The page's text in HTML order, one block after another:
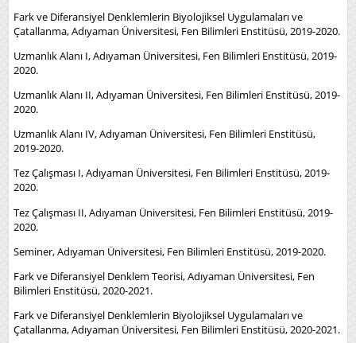
Fark ve Diferansiyel Denklemlerin Biyolojiksel Uygulamaları ve
Çatallanma, Adıyaman Üniversitesi, Fen Bilimleri Enstitüsü, 2019-2020.
Uzmanlık Alanı I, Adıyaman Üniversitesi, Fen Bilimleri Enstitüsü, 2019-
2020.
Uzmanlık Alanı II, Adıyaman Üniversitesi, Fen Bilimleri Enstitüsü, 2019-
2020.
Uzmanlık Alanı IV, Adıyaman Üniversitesi, Fen Bilimleri Enstitüsü,
2019-2020.
Tez Çalışması I, Adıyaman Üniversitesi, Fen Bilimleri Enstitüsü, 2019-
2020.
Tez Çalışması II, Adıyaman Üniversitesi, Fen Bilimleri Enstitüsü, 2019-
2020.
Seminer, Adıyaman Üniversitesi, Fen Bilimleri Enstitüsü, 2019-2020.
Fark ve Diferansiyel Denklem Teorisi, Adıyaman Üniversitesi, Fen
Bilimleri Enstitüsü, 2020-2021.
Fark ve Diferansiyel Denklemlerin Biyolojiksel Uygulamaları ve
Çatallanma, Adıyaman Üniversitesi, Fen Bilimleri Enstitüsü, 2020-2021.